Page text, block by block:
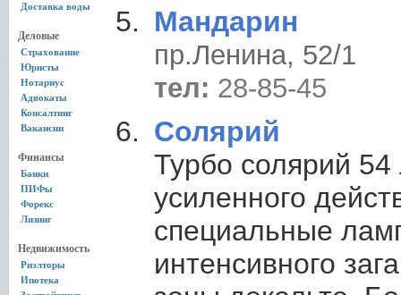
Доставка воды
Деловые
Страхование
Юристы
Нотариус
Адвокаты
Консалтинг
Вакансии
Финансы
Банки
ПИФы
Форекс
Лизинг
Недвижимость
Риэлторы
Ипотека
Мандарин
пр.Ленина, 52/1
тел: 28-85-45
Солярий
Турбо солярий
усиленного
специальные
интенсивного